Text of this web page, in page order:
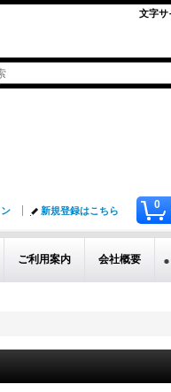
文字サ
0
新規登録はこちら
ご利用案内 会社概要